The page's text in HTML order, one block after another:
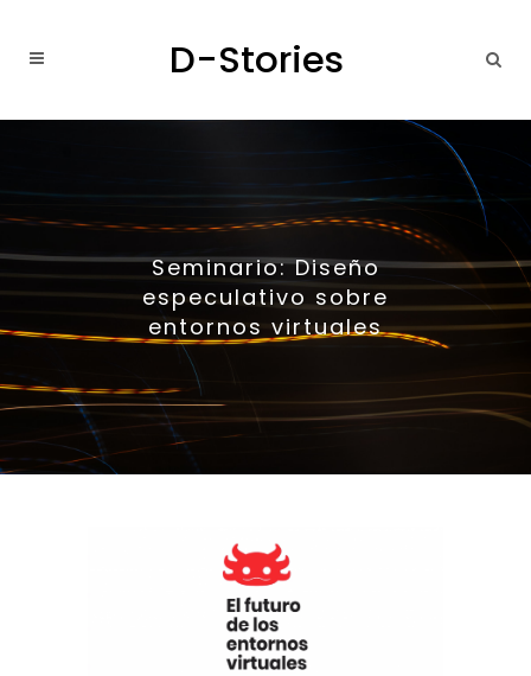
Seminario: Diseño
especulativo sobre
entornos virtuales